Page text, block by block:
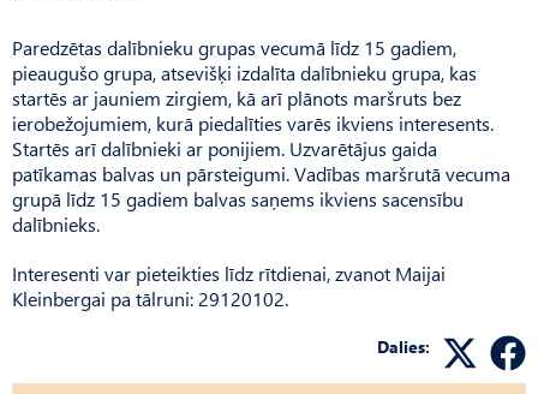
Paredzētas dalībnieku grupas vecumā līdz 15 gadiem,
pieaugušo grupa, atsevišķi izdalīta dalībnieku grupa, kas
startēs ar jauniem zirgiem, kā arī plānots maršruts bez
ierobežojumiem, kurā piedalīties varēs ikviens interesents.
Startēs arī dalībnieki ar ponijiem. Uzvarētājus gaida
patīkamas balvas un pārsteigumi. Vadības maršrutā vecuma
grupā līdz 15 gadiem balvas saņems ikviens sacensību
dalībnieks.
Interesenti var pieteikties līdz rītdienai, zvanot Maijai
Kleinbergai pa tālruni: 29120102.
Dalies: